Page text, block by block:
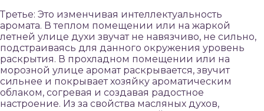
Третье: Это изменчивая интеллектуальность
аромата. В теплом помещении или на жаркой
летней улице духи звучат не навязчиво, не сильно,
подстраиваясь для данного окружения уровень
раскрытия. В прохладном помещении или на
морозной улице аромат раскрывается, звучит
сильнее и покрывает хозяйку ароматическим
облаком, согревая и создавая радостное
настроение. Из за свойства масляных духов,